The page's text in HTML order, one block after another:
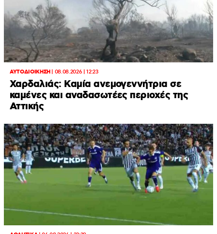
ΑΥΤΟΔΙΟΙΚΗΣΗ| 08.08.2026 | 12:23
Χαρδαλιάς: Καμία ανεμογεννήτρια σε
καμένες και αναδασωτέες περιοχές της
Αττικής